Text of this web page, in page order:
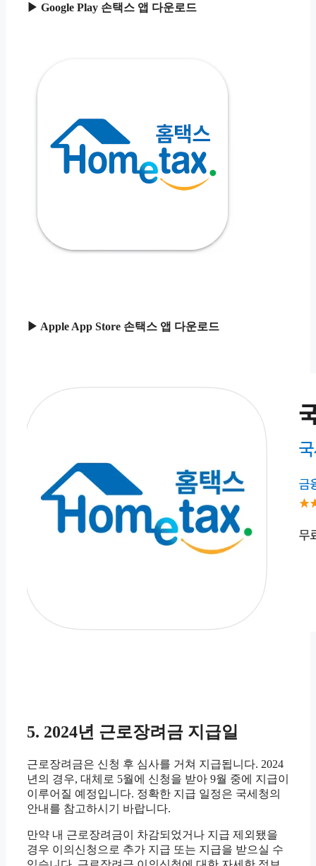
▶ Google Play 손택스 앱 다운로드
▶ Apple App Store 손택스 앱 다운로드
5. 2024년 근로장려금 지급일
근로장려금은 신청 후 심사를 거쳐 지급됩니다. 2024
년의 경우, 대체로 5월에 신청을 받아 9월 중에 지급이
이루어질 예정입니다. 정확한 지급 일정은 국세청의
안내를 참고하시기 바랍니다.
만약 내 근로장려금이 차감되었거나 지급 제외됐을
경우 이의신청으로 추가 지급 또는 지급을 받으실 수